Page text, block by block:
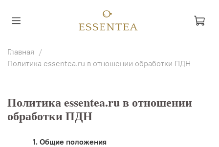
Главная
Политика essentea.ru в отношении обработки ПДН
Политика essentea.ru в отношении
обработки ПДН
1. Общие положения